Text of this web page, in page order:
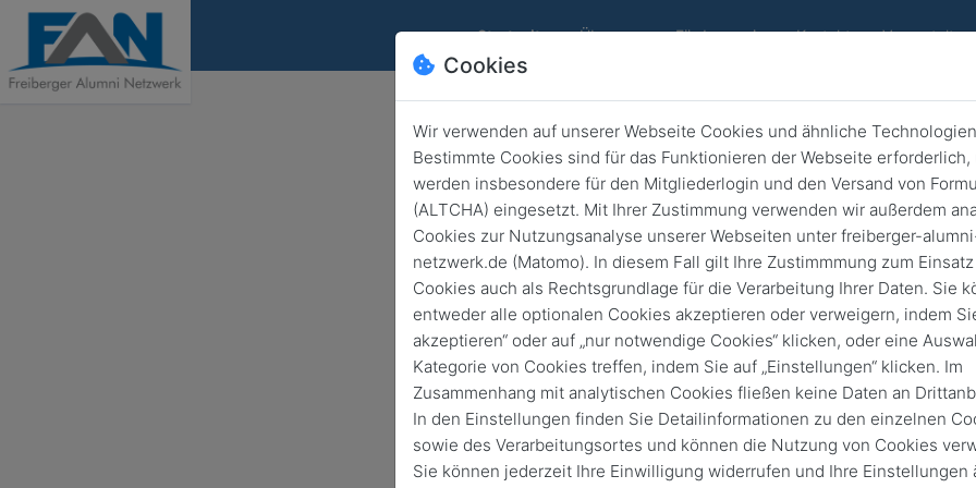
Startseite(current)
Über uns Förderverein Kontakt
"Einer der aktivsten
Universitätsfördervereine in
Zurück 2. Dez. 2025 Stiften & Fördern
Cookies
Wir verwenden auf unserer Webseite Cookies und ähnliche
Bestimmte Cookies sind für das Funktionieren der Webseite erforderlich,
werden insbesondere für den Mitgliederlogin und den Versand von
(ALTCHA) eingesetzt. Mit Ihrer Zustimmung verwenden wir außerdem
Cookies zur Nutzungsanalyse unserer Webseiten unter freiberger-
netzwerk.de (Matomo). In diesem Fall gilt Ihre Zustimmmung zum
Cookies auch als Rechtsgrundlage für die Verarbeitung Ihrer Daten. Sie
entweder alle optionalen Cookies akzeptieren oder verweigern, indem
akzeptieren“ oder auf „nur notwendige Cookies“ klicken, oder eine
Kategorie von Cookies treffen, indem Sie auf „Einstellungen“ klicken. Im
Zusammenhang mit analytischen Cookies fließen keine Daten an
In den Einstellungen finden Sie Detailinformationen zu den einzelnen
sowie des Verarbeitungsortes und können die Nutzung von Cookies
Sie können jederzeit Ihre Einwilligung widerrufen und Ihre Einstellungen